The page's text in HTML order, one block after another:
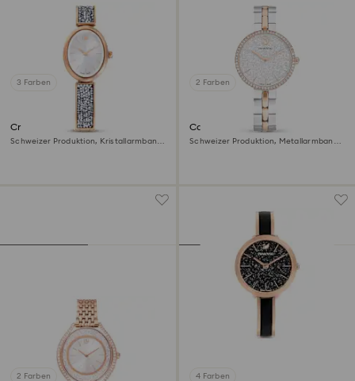
3 Farben
Crystal Rock oval Uhr
Schweizer Produktion, Kristallarmband,
2 Farben
Cosmopolitan Uhr
Schweizer Produktion, Metallarmband,
2 Farben 4 Farben